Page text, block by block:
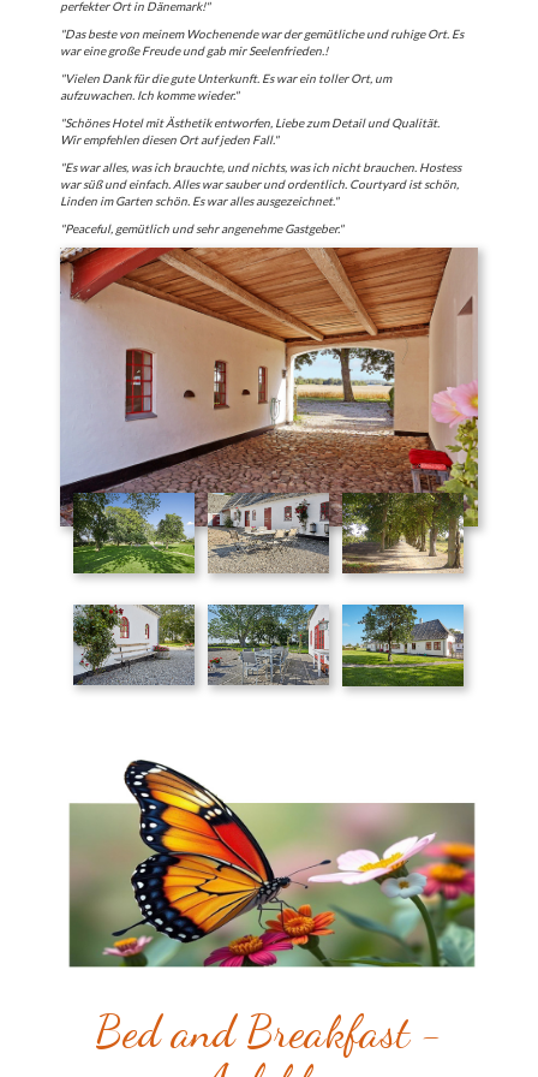
perfekter Ort in Dänemark!"
"Das beste von meinem Wochenende war der gemütliche und ruhige Ort. Es
war eine große Freude und gab mir Seelenfrieden.!
"Vielen Dank für die gute Unterkunft. Es war ein toller Ort, um
aufzuwachen. Ich komme wieder."
"Schönes Hotel mit Ästhetik entworfen, Liebe zum Detail und Qualität.
Wir empfehlen diesen Ort auf jeden Fall."
"Es war alles, was ich brauchte, und nichts, was ich nicht brauchen. Hostess
war süß und einfach. Alles war sauber und ordentlich. Courtyard ist schön,
Linden im Garten schön. Es war alles ausgezeichnet."
"Peaceful, gemütlich und sehr angenehme Gastgeber."
Bed and Breakfast -